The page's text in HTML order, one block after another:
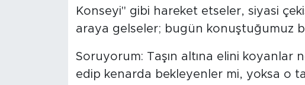
Konseyi" gibi hareket etseler, siyasi
araya gelseler; bugün konuştuğumuz
Soruyorum: Taşın altına elini koyanlar
edip kenarda bekleyenler mi, yoksa o